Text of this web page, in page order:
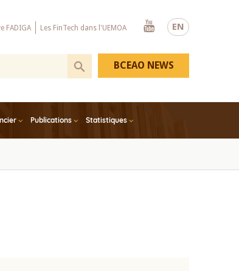
EN
FADIGA Les FinTech dans l'UEMOA
Youtube
Publications Statistiques
BCEAO NEWS